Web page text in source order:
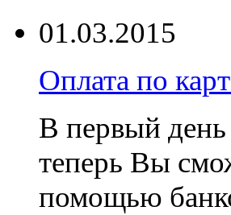
01.03.2015
Оплата по
В первый
теперь Вы
помощью